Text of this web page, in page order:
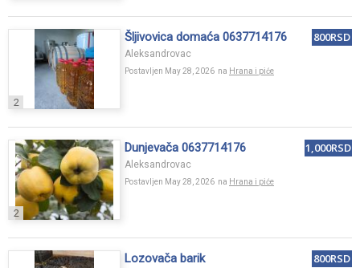
2
Šljivovica domaća 0637714176
Aleksandrovac
Postavljen May 28, 2026 na Hrana i piće
800RSD
2
Dunjevača 0637714176
Aleksandrovac
Postavljen May 28, 2026 na Hrana i piće
1,000RSD
Lozovača barik 800RSD